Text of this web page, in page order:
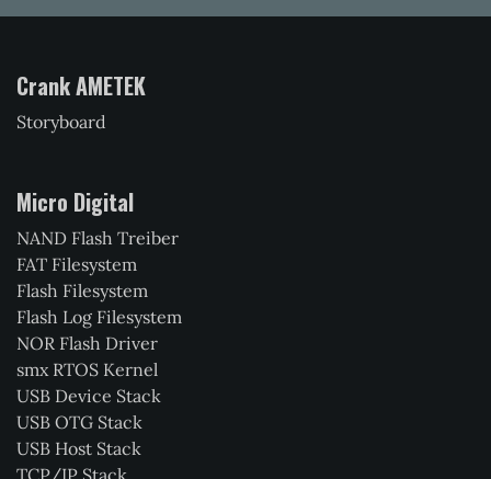
Crank AMETEK
Storyboard
Micro Digital
NAND Flash Treiber
FAT Filesystem
Flash Filesystem
Flash Log Filesystem
NOR Flash Driver
smx RTOS Kernel
USB Device Stack
USB OTG Stack
USB Host Stack